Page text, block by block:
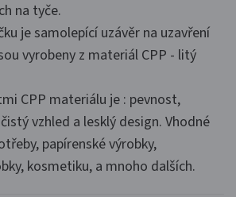
na tyče.
je samolepící uzávěr na uzavření
vyrobeny z materiál CPP - litý
CPP materiálu je : pevnost,
vzhled a lesklý design. Vhodné
papírenské výrobky,
kosmetiku, a mnoho dalších.